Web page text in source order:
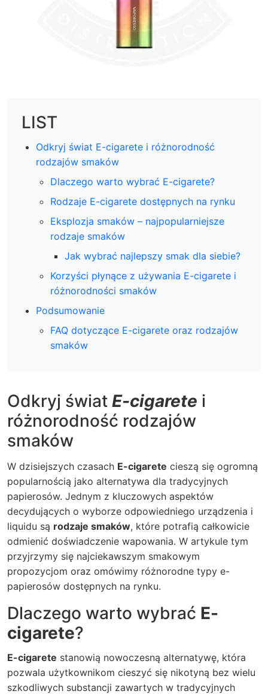
LIST
Odkryj świat E-cigarete i różnorodność
rodzajów smaków
Dlaczego warto wybrać E-cigarete?
Rodzaje E-cigarete dostępnych na rynku
Eksplozja smaków – najpopularniejsze
rodzaje smaków
Jak wybrać najlepszy smak dla siebie?
Korzyści płynące z używania E-cigarete i
różnorodności smaków
Podsumowanie
FAQ dotyczące E-cigarete oraz rodzajów
smaków
Odkryj świat E-cigarete i
różnorodność rodzajów
smaków
W dzisiejszych czasach E-cigarete cieszą się ogromną
popularnością jako alternatywa dla tradycyjnych
papierosów. Jednym z kluczowych aspektów
decydujących o wyborze odpowiedniego urządzenia i
liquidu są rodzaje smaków, które potrafią całkowicie
odmienić doświadczenie wapowania. W artykule tym
przyjrzymy się najciekawszym smakowym
propozycjom oraz omówimy różnorodne typy e-
papierosów dostępnych na rynku.
Dlaczego warto wybrać E-
cigarete?
E-cigarete stanowią nowoczesną alternatywę, która
pozwala użytkownikom cieszyć się nikotyną bez wielu
szkodliwych substancji zawartych w tradycyjnych